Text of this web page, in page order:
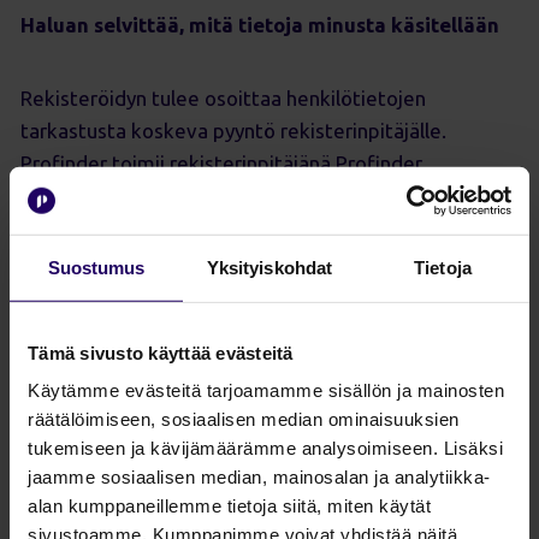
Suostumus Yksityiskohdat Tietoja
Tämä sivusto käyttää evästeitä
Käytämme evästeitä tarjoamamme sisällön ja mainosten
räätälöimiseen, sosiaalisen median ominaisuuksien
tukemiseen ja kävijämäärämme analysoimiseen. Lisäksi
jaamme sosiaalisen median, mainosalan ja analytiikka-
alan kumppaneillemme tietoja siitä, miten käytät
sivustoamme. Kumppanimme voivat yhdistää näitä
Haluan selvittää, mitä tietoja minusta käsitellään
Rekisteröidyn tulee osoittaa henkilötietojen
tarkastusta koskeva pyyntö rekisterinpitäjälle.
Profinder toimii rekisterinpitäjänä Profinder
puhelinluettelotiedoille, Profinder päättäjätiedoille
työntekijöiden henkilötiedoille.
rekistereissä tästä.Näitä tietoja koskevat pyyntösi
voit myös osoittaa Profinderille sähköpostitse
osoitteeseentuki@profinder.fi.
Muussa tapauksessa rekisterinpitäjä henkilötiedoillesi